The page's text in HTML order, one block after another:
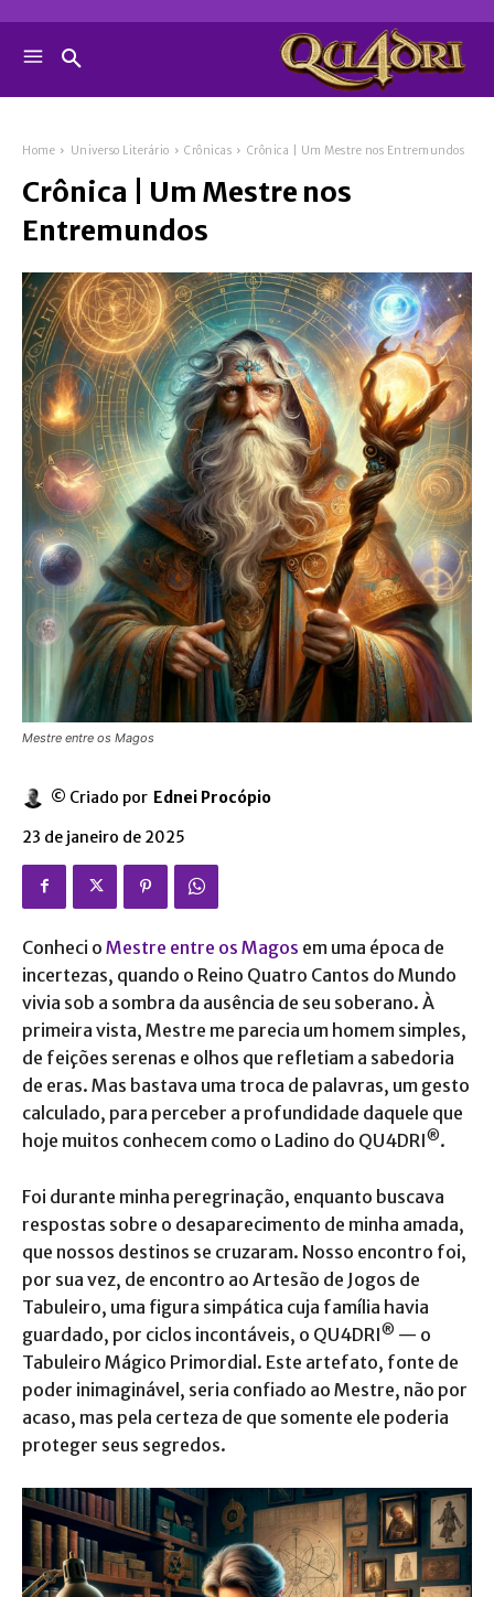
Home Universo Literário Crônicas Crônica | Um Mestre nos Entremundos
Crônica | Um Mestre nos
Entremundos
Mestre entre os Magos
© Criado por Ednei Procópio
23 de janeiro de 2025
Conheci o Mestre entre os Magos em uma época de
incertezas, quando o Reino Quatro Cantos do Mundo
vivia sob a sombra da ausência de seu soberano. À
primeira vista, Mestre me parecia um homem simples,
de feições serenas e olhos que refletiam a sabedoria
de eras. Mas bastava uma troca de palavras, um gesto
calculado, para perceber a profundidade daquele que
hoje muitos conhecem como o Ladino do QU4DRI®.
Foi durante minha peregrinação, enquanto buscava
respostas sobre o desaparecimento de minha amada,
que nossos destinos se cruzaram. Nosso encontro foi,
por sua vez, de encontro ao Artesão de Jogos de
Tabuleiro, uma figura simpática cuja família havia
guardado, por ciclos incontáveis, o QU4DRI® — o
Tabuleiro Mágico Primordial. Este artefato, fonte de
poder inimaginável, seria confiado ao Mestre, não por
acaso, mas pela certeza de que somente ele poderia
proteger seus segredos.